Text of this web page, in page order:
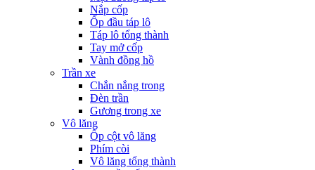
Nắp cốp
Ốp đầu táp lô
Táp lô tổng thành
Tay mở cốp
Vành đồng hồ
Trần xe
Chắn nắng trong
Đèn trần
Gương trong xe
Vô lăng
Ốp cột vô lăng
Phím còi
Vô lăng tổng thành